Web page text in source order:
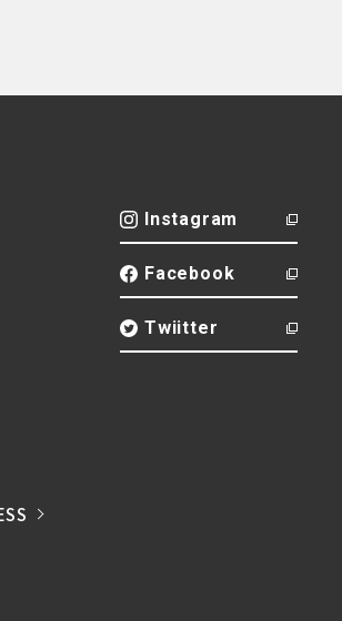
Instagram
Facebook
Twiitter